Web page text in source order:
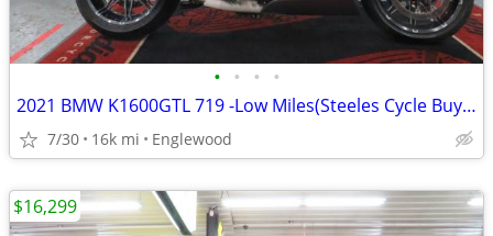
• • • •
2021 BMW K1600GTL 719 -Low Miles(Steeles Cycle Buy,Sell,Trade,Consign)
7/30 16k mi Englewood
$16,299